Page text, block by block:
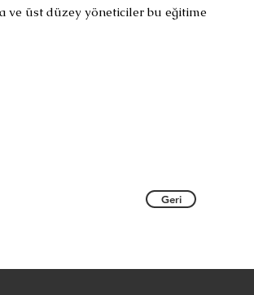
ve üst düzey yöneticiler bu eğitime
Geri